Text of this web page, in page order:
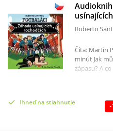
Roberto
Číta: Martin
minút Jak
zápasu? A
bylo
Sedmý
rádi
Ihneď na stiahnutie -